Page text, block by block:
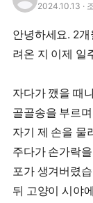
2024.10.13 ·
안녕하세요. 2
려온 지 이제 일
자다가 깼을 때
골골송을 부르
자기 제 손을 물
주다가 손가락
포가 생겨버렸
뒤 고양이 시야